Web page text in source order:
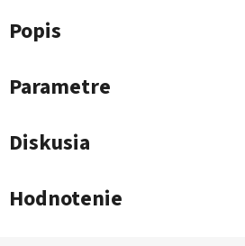
Popis
Parametre
Diskusia
Hodnotenie